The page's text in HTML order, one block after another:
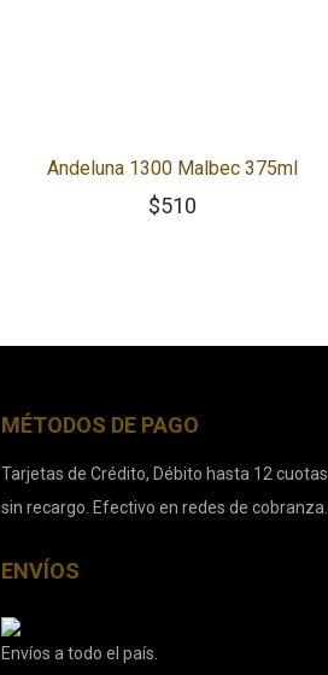
Andeluna 1300 Malbec 375ml
$510
MÉTODOS DE PAGO
Tarjetas de Crédito, Débito hasta 12 cuotas
sin recargo. Efectivo en redes de cobranza.
ENVÍOS
Envíos a todo el país.